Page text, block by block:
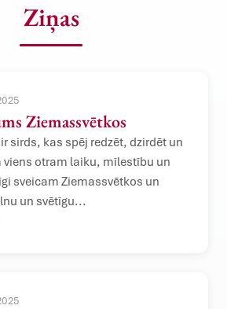
Ziņas
Ziemassvētkos
sirds, kas spēj redzēt, dzirdēt un
otram laiku, mīlestību un
sveicam Ziemassvētkos un
un svētīgu...